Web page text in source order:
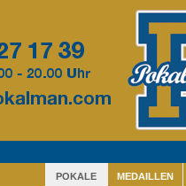
POKALE MEDAILLEN